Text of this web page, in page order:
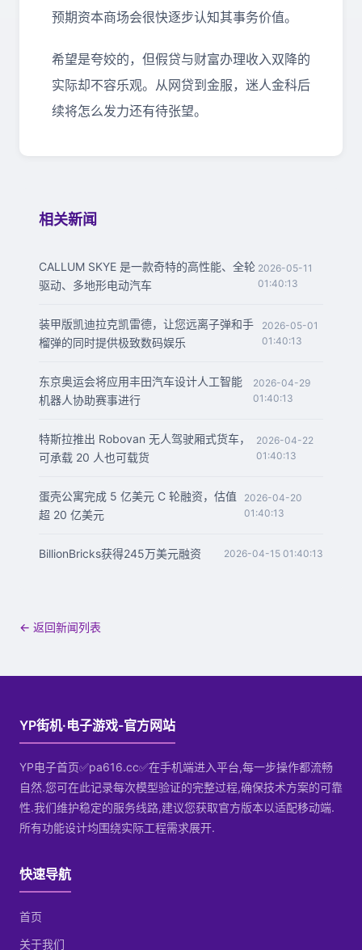
预期资本商场会很快逐步认知其事务价值。
希望是夸姣的，但假贷与财富办理收入双降的
实际却不容乐观。从网贷到金服，迷人金科后
续将怎么发力还有待张望。
相关新闻
CALLUM SKYE 是一款奇特的高性能、全轮
驱动、多地形电动汽车
2026-05-11
01:40:13
装甲版凯迪拉克凯雷德，让您远离子弹和手
榴弹的同时提供极致数码娱乐
2026-05-01
01:40:13
东京奥运会将应用丰田汽车设计人工智能
机器人协助赛事进行
2026-04-29
01:40:13
特斯拉推出 Robovan 无人驾驶厢式货车，
可承载 20 人也可载货
2026-04-22
01:40:13
蛋壳公寓完成 5 亿美元 C 轮融资，估值
超 20 亿美元
2026-04-20
01:40:13
BillionBricks获得245万美元融资 2026-04-15 01:40:13
← 返回新闻列表
YP街机·电子游戏-官方网站
YP电子首页✅pa616.cc✅在手机端进入平台,每一步操作都流畅
自然.您可在此记录每次模型验证的完整过程,确保技术方案的可靠
性.我们维护稳定的服务线路,建议您获取官方版本以适配移动端.
所有功能设计均围绕实际工程需求展开.
快速导航
首页
关于我们